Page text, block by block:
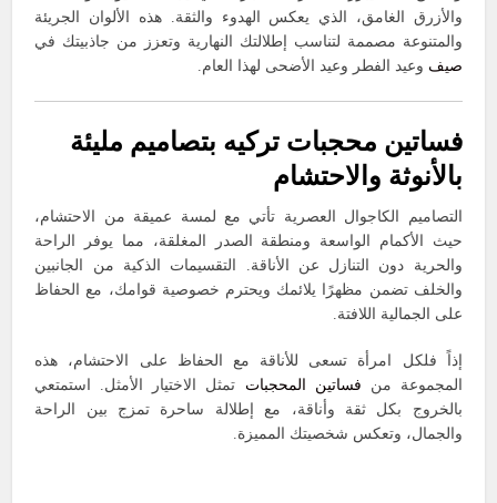
والأزرق الغامق، الذي يعكس الهدوء والثقة. هذه الألوان الجريئة
والمتنوعة مصممة لتناسب إطلالتك النهارية وتعزز من جاذبيتك في
صيف وعيد الفطر وعيد الأضحى لهذا العام.
فساتين محجبات تركيه بتصاميم مليئة
بالأنوثة والاحتشام
التصاميم الكاجوال العصرية تأتي مع لمسة عميقة من الاحتشام،
حيث الأكمام الواسعة ومنطقة الصدر المغلقة، مما يوفر الراحة
والحرية دون التنازل عن الأناقة. التقسيمات الذكية من الجانبين
والخلف تضمن مظهرًا يلائمك ويحترم خصوصية قوامك، مع الحفاظ
على الجمالية اللافتة.
إذاً فلكل امرأة تسعى للأناقة مع الحفاظ على الاحتشام، هذه
المجموعة من فساتين المحجبات تمثل الاختيار الأمثل. استمتعي
بالخروج بكل ثقة وأناقة، مع إطلالة ساحرة تمزج بين الراحة
والجمال، وتعكس شخصيتك المميزة.